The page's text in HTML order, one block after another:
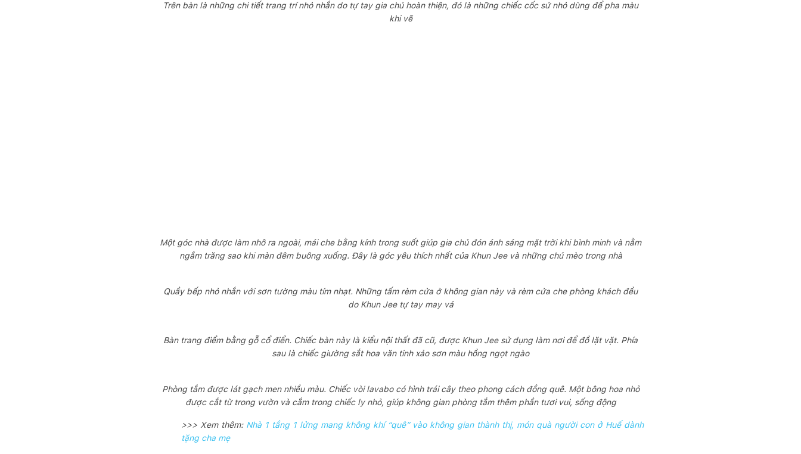
Trên bàn là những chi tiết trang trí nhỏ nhắn do tự tay gia chủ hoàn thiện, đó là những chiếc cốc sứ nhỏ dùng để pha màu
khi vẽ
Một góc nhà được làm nhô ra ngoài, mái che bằng kính trong suốt giúp gia chủ đón ánh sáng mặt trời khi bình minh và nằm
ngắm trăng sao khi màn đêm buông xuống. Đây là góc yêu thích nhất của Khun Jee và những chú mèo trong nhà
Quầy bếp nhỏ nhắn với sơn tường màu tím nhạt. Những tấm rèm cửa ở không gian này và rèm cửa che phòng khách đều
do Khun Jee tự tay may vá
Bàn trang điểm bằng gỗ cổ điển. Chiếc bàn này là kiểu nội thất đã cũ, được Khun Jee sử dụng làm nơi để đồ lặt vặt. Phía
sau là chiếc giường sắt hoa văn tinh xảo sơn màu hồng ngọt ngào
Phòng tắm được lát gạch men nhiều màu. Chiếc vòi lavabo có hình trái cây theo phong cách đồng quê. Một bông hoa nhỏ
được cắt từ trong vườn và cắm trong chiếc ly nhỏ, giúp không gian phòng tắm thêm phần tươi vui, sống động
>>> Xem thêm: Nhà 1 tầng 1 lửng mang không khí “quê” vào không gian thành thị, món quà người con ở Huế dành
tặng cha mẹ